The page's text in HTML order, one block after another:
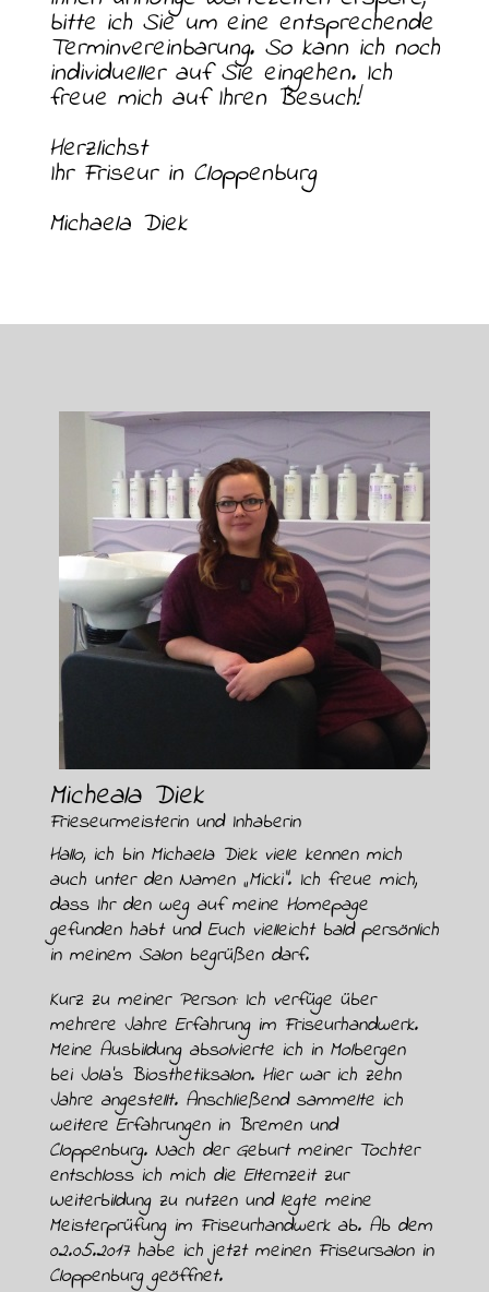
bitte ich Sie um eine entsprechende
Terminvereinbarung. So kann ich noch
individueller auf Sie eingehen. Ich
freue mich auf Ihren Besuch!
Herzlichst
Ihr Friseur in Cloppenburg
Michaela Diek
Micheala Diek
Frieseurmeisterin und Inhaberin
Hallo, ich bin Michaela Diek viele kennen mich
auch unter den Namen „Micki“. Ich freue mich,
dass Ihr den weg auf meine Homepage
gefunden habt und Euch vielleicht bald persönlich
in meinem Salon begrüßen darf.
Kurz zu meiner Person: Ich verfüge über
mehrere Jahre Erfahrung im Friseurhandwerk.
Meine Ausbildung absolvierte ich in Molbergen
bei Jola’s Biosthetiksalon. Hier war ich zehn
Jahre angestellt. Anschließend sammelte ich
weitere Erfahrungen in Bremen und
Cloppenburg. Nach der Geburt meiner Tochter
entschloss ich mich die Elternzeit zur
Weiterbildung zu nutzen und legte meine
Meisterprüfung im Friseurhandwerk ab. Ab dem
02.05.2017 habe ich jetzt meinen Friseursalon in
Cloppenburg geöffnet.